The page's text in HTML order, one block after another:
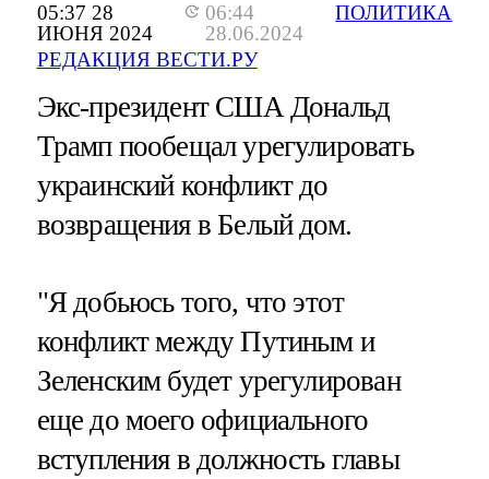
05:37 28
ИЮНЯ 2024
06:44
28.06.2024
РЕДАКЦИЯ ВЕСТИ.РУ
ПОЛИТИКА
Экс-президент США Дональд
Трамп пообещал урегулировать
украинский конфликт до
возвращения в Белый дом.
"Я добьюсь того, что этот
конфликт между Путиным и
Зеленским будет урегулирован
еще до моего официального
вступления в должность главы